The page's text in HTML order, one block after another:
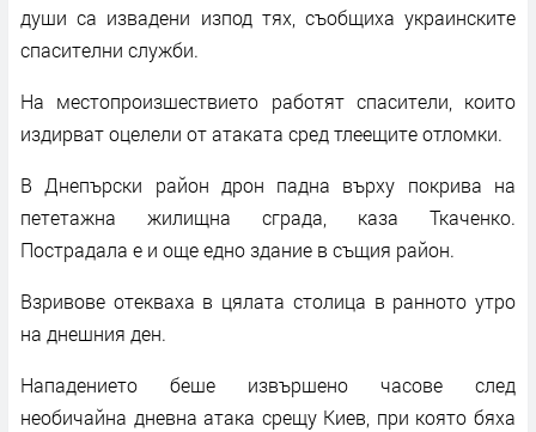
души са извадени изпод тях, съобщиха украинските
спасителни служби.
На местопроизшествието работят спасители, които
издирват оцелели от атаката сред тлеещите отломки.
В Днепърски район дрон падна върху покрива на
пететажна жилищна сграда, каза Ткаченко.
Пострадала е и още едно здание в същия район.
Взривове отекваха в цялата столица в ранното утро
на днешния ден.
Нападението беше извършено часове след
необичайна дневна атака срещу Киев, при която бяха